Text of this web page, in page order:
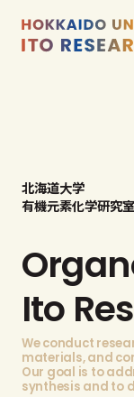
北海道大学
有機元素化学研究室
Ito
We conduct
materials, and
Our goal is to
synthesis and to